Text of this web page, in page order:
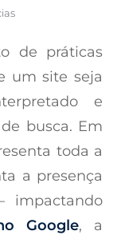
de práticas
um site seja
e
busca. Em
toda a
a presença
Google, a